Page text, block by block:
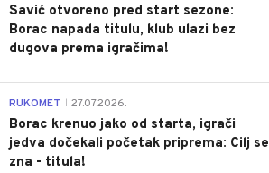
Savić otvoreno pred start sezone:
Borac napada titulu, klub ulazi bez
dugova prema igračima!
RUKOMET 27.07.2026.
Borac krenuo jako od starta, igrači
jedva dočekali početak priprema: Cilj se
zna - titula!